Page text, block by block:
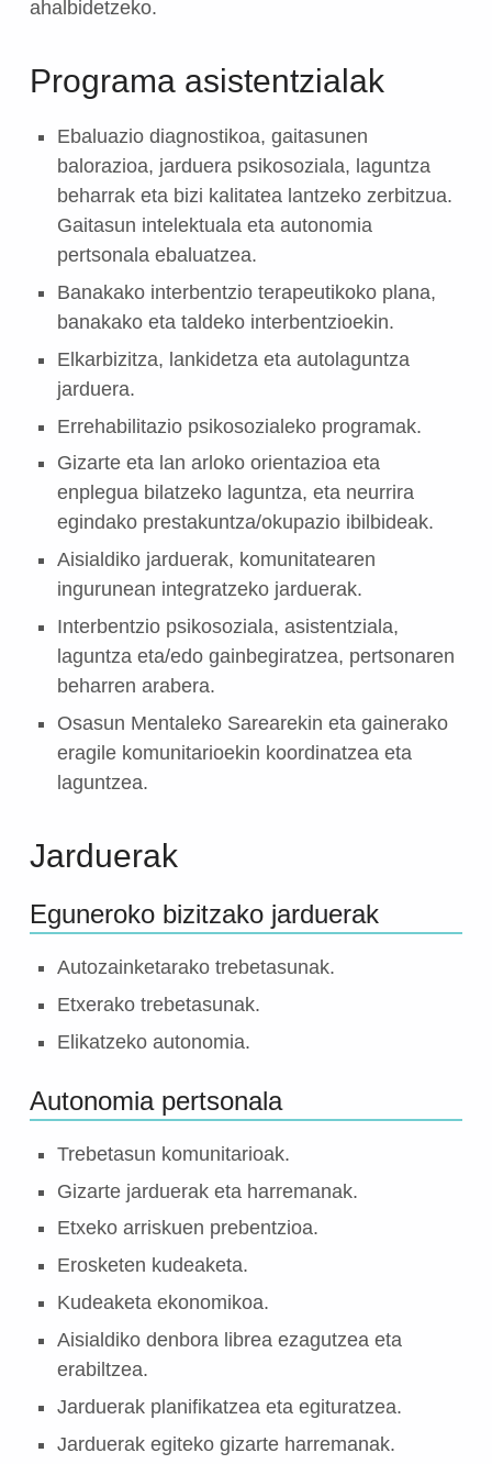
ahalbidetzeko.
Programa asistentzialak
Ebaluazio diagnostikoa, gaitasunen
balorazioa, jarduera psikosoziala, laguntza
beharrak eta bizi kalitatea lantzeko zerbitzua.
Gaitasun intelektuala eta autonomia
pertsonala ebaluatzea.
Banakako interbentzio terapeutikoko plana,
banakako eta taldeko interbentzioekin.
Elkarbizitza, lankidetza eta autolaguntza
jarduera.
Errehabilitazio psikosozialeko programak.
Gizarte eta lan arloko orientazioa eta
enplegua bilatzeko laguntza, eta neurrira
egindako prestakuntza/okupazio ibilbideak.
Aisialdiko jarduerak, komunitatearen
ingurunean integratzeko jarduerak.
Interbentzio psikosoziala, asistentziala,
laguntza eta/edo gainbegiratzea, pertsonaren
beharren arabera.
Osasun Mentaleko Sarearekin eta gainerako
eragile komunitarioekin koordinatzea eta
laguntzea.
Jarduerak
Eguneroko bizitzako jarduerak
Autozainketarako trebetasunak.
Etxerako trebetasunak.
Elikatzeko autonomia.
Autonomia pertsonala
Trebetasun komunitarioak.
Gizarte jarduerak eta harremanak.
Etxeko arriskuen prebentzioa.
Erosketen kudeaketa.
Kudeaketa ekonomikoa.
Aisialdiko denbora librea ezagutzea eta
erabiltzea.
Jarduerak planifikatzea eta egituratzea.
Jarduerak egiteko gizarte harremanak.